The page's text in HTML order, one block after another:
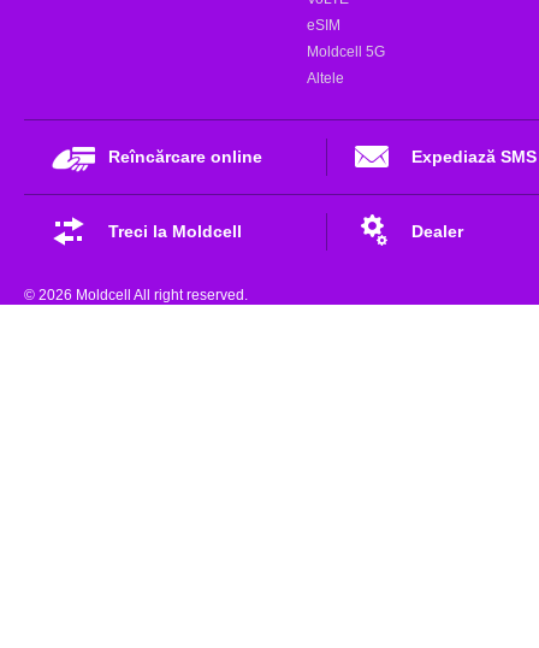
eSIM
Moldcell 5G
Altele
Reîncărcare online Expediază SMS
Treci la Moldcell Dealer
© 2026 Moldcell All right reserved.